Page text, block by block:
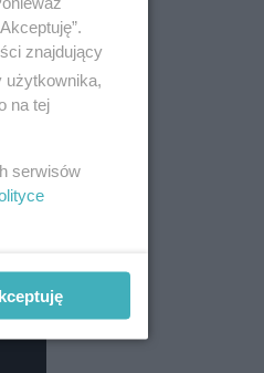
znajdujący
użytkownika,
na tej
serwisów